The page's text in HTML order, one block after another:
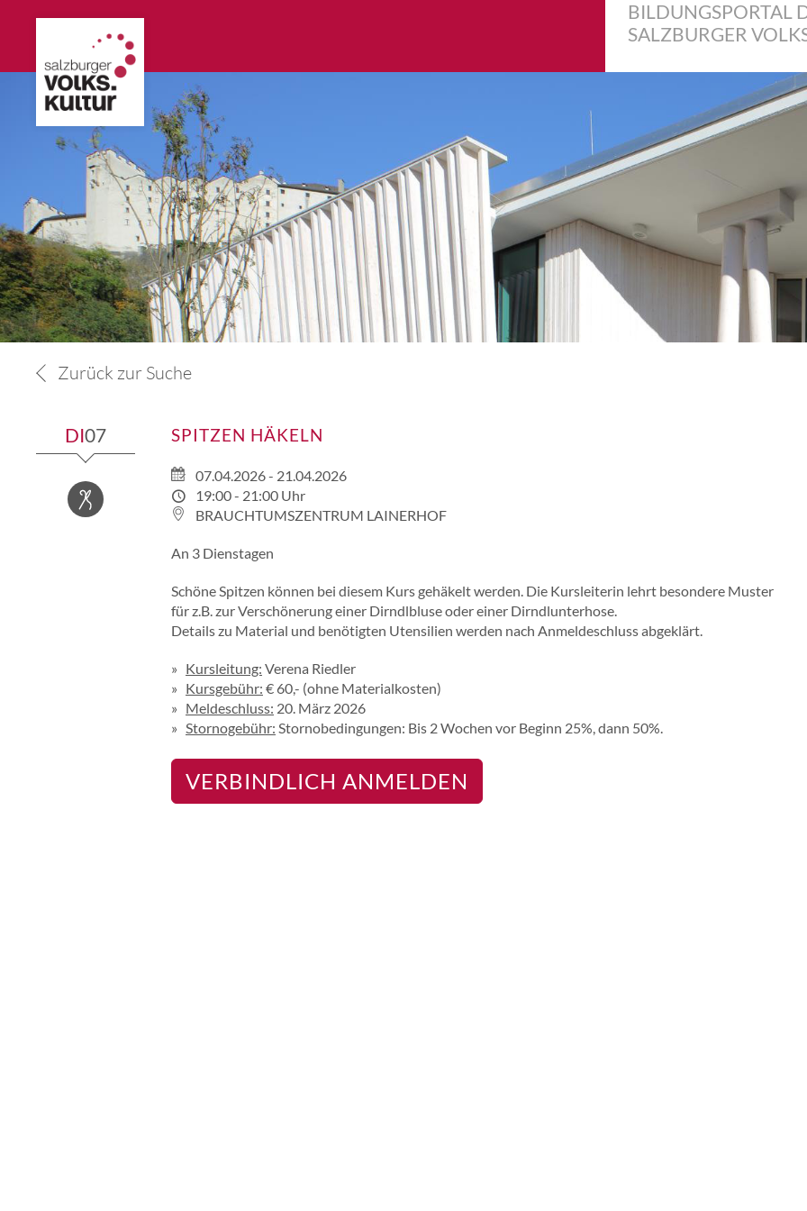
BILDUNGSPORTAL
SALZBURGER
Zurück zur Suche
DI07
HANDWERK
SPITZEN HÄKELN
07.04.2026 - 21.04.2026
19:00 - 21:00 Uhr
BRAUCHTUMSZENTRUM LAINERHOF
An 3 Dienstagen
Schöne Spitzen können bei diesem Kurs gehäkelt werden. Die Kursleiterin lehrt besondere Muster
für z.B. zur Verschönerung einer Dirndlbluse oder einer Dirndlunterhose.
Details zu Material und benötigten Utensilien werden nach Anmeldeschluss abgeklärt.
Kursleitung: Verena Riedler
Kursgebühr: € 60,- (ohne Materialkosten)
Meldeschluss: 20. März 2026
Stornogebühr: Stornobedingungen: Bis 2 Wochen vor Beginn 25%, dann 50%.
VERBINDLICH ANMELDEN